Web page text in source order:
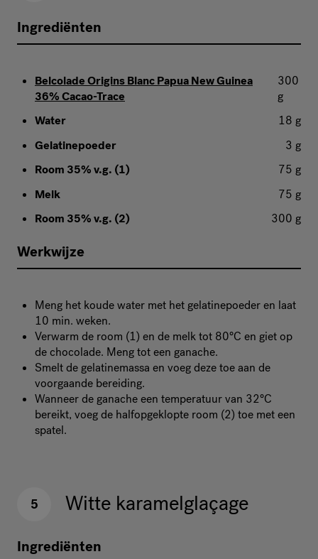
Ingrediënten
Belcolade Origins Blanc Papua New Guinea
36% Cacao-Trace
300
g
Water
18 g
Gelatinepoeder
3 g
Room 35% v.g. (1)
75 g
Melk
75 g
Room 35% v.g. (2)
300 g
Werkwijze
Meng het koude water met het gelatinepoeder en laat
10 min. weken.
Verwarm de room (1) en de melk tot 80°C en giet op
de chocolade. Meng tot een ganache.
Smelt de gelatinemassa en voeg deze toe aan de
voorgaande bereiding.
Wanneer de ganache een temperatuur van 32°C
bereikt, voeg de halfopgeklopte room (2) toe met een
spatel.
5 Witte karamelglaçage
Ingrediënten